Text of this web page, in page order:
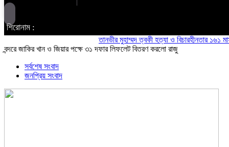
শিরোনাম :
তানভীর মুহাম্মদ ত্বকী হত্যা ও বিচারহীনতার ১৬১ মাস
বন্দরে জাকির খান ও জিয়ার পক্ষে ৩১ দফার লিফলেট বিতরণ করলো রাজু
সর্বশেষ সংবাদ
জনপ্রিয় সংবাদ